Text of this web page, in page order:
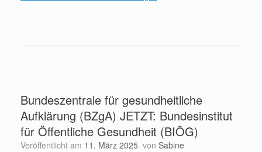
Bundeszentrale für gesundheitliche
Aufklärung (BZgA) JETZT: Bundesinstitut
für Öffentliche Gesundheit (BIÖG)
Veröffentlicht am 11. März 2025 von Sabine